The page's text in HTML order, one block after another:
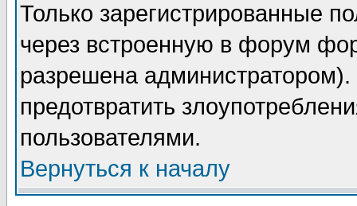
Только зарегистрированные
через встроенную в форум
разрешена
предотвратить
пользователями.
Вернуться к началу